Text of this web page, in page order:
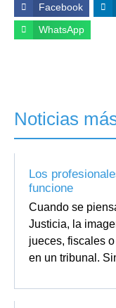
Facebook
WhatsApp
Noticias
Los
funcione
Cuando se
Justicia, la
jueces, fiscales
en un tribunal.